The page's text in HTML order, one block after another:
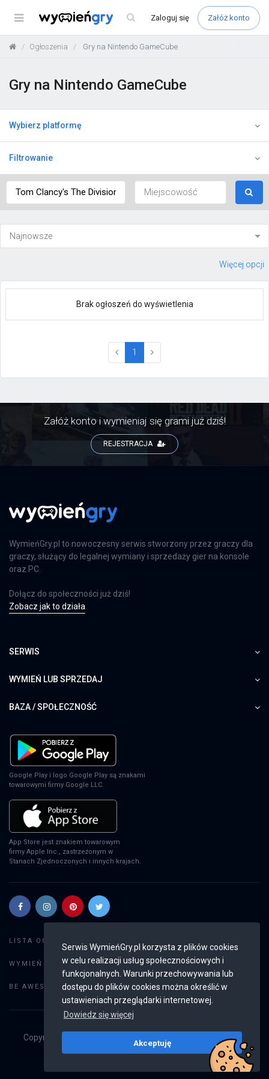
Serwis WymieńGry.pl korzysta z plików cookies
w celu realizacji usług społecznościowych i
funkcjonalnych. Warunki przechowywania lub
dostępu do plików cookies można określić w
ustawieniach przeglądarki internetowej.
Dowiedz się więcej
Akceptuję
Menu Zaloguj się Załóż konto
Ogłoszenia Gry na Nintendo GameCube
Gry na Nintendo GameCube
Wybierz platformę
Filtrowanie
Więcej opcji
Brak ogłoszeń do wyświetlenia
1 (current)
Załóż konto i wymieniaj się grami już dziś!
REJESTRACJA
WymieńGry.pl to nowoczesny serwis stworzony przez graczy dla
graczy, służący do legalnej wymiany i sprzedaży gier na konsole
oraz PC.
Dołącz do społeczności już dziś!
Zobacz jak to działa
SERWIS
WYMIEŃ LUB SPRZEDAJ
BAZA / SPOŁECZNOŚĆ
Google Play i logo Google Play są znakami
towarowymi firmy Google LLC.
App Store jest znakiem towarowym
firmy Apple Inc., zastrzeżonym w
Stanach Zjednoczonych i innych krajach.
LISTA OGŁOSZEŃ:
WYMIEŃ GRY: Dodaj ogłoszenie
BE AWESOME: Weryfikacja konta
Copyright © 2019 - 2026
Wszystkie prawa
v2.8.4